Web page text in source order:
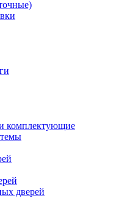
комплектующие
дверей